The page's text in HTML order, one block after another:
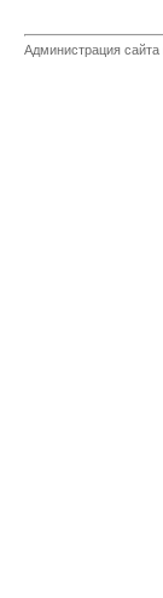
Администрация